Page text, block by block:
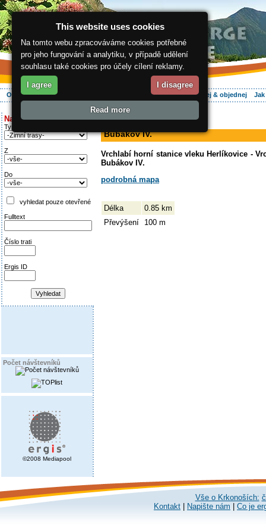
O regionu Aktivně Ubytování Hledej & objednej
Najděte si:
Typ trati
Z
Do
vyhledat pouze otevřené
Fulltext
Číslo trati
Ergis ID
Počet návštevníků
©2008 Mediapool
ergis.cz>
Bubákov IV.
Vrchlabí horní stanice vleku Herlíkovice -
Bubákov IV.
podrobná mapa
Délka
0.85 km
Převýšení
100 m
Vše o Krkonoších:
Kontakt
Napište nám Co je
This website uses cookies
Na tomto webu zpracováváme cookies potřebné
pro jeho fungování a analytiku, v případě udělení
souhlasu také cookies pro účely cílení reklamy.
I agree I disagree
Read more